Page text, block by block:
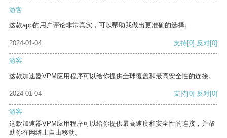
游客
这款app的用户评论非常真实，可以帮助我做出更准确的选择。
2024-01-04 支持[0] 反对[0]
游客
这款加速器VPM应用程序可以给你提供全球覆盖和最高安全性的连接。
2024-01-04 支持[0] 反对[0]
游客
这款加速器VPM应用程序可以给你提供最高速度和安全性的连接，并帮
助你在网络上自由移动。